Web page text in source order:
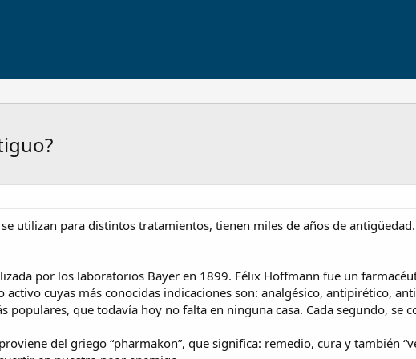
utilizan para distintos tratamientos, tienen miles de años de
por los laboratorios Bayer en 1899. Félix Hoffmann fue un
activo cuyas más conocidas indicaciones son: analgésico, antipirético,
populares, que todavía hoy no falta en ninguna casa. Cada segundo,
del griego “pharmakon”, que significa: remedio, cura y también